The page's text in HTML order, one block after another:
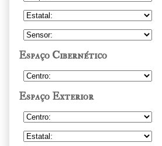
Espaço Cibernético
Espaço Exterior